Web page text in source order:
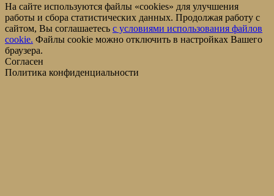
На сайте используются файлы «cookies» для улучшения
работы и сбора статистических данных. Продолжая работу с
сайтом, Вы соглашаетесь c условиями использования файлов
cookie. Файлы cookie можно отключить в настройках Вашего
браузера.
Согласен
Политика конфиденциальности